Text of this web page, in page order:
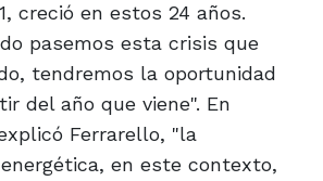
creció en estos 24 años.
pasemos esta crisis que
tendremos la oportunidad
del año que viene". En
Ferrarello, "la
en este contexto,